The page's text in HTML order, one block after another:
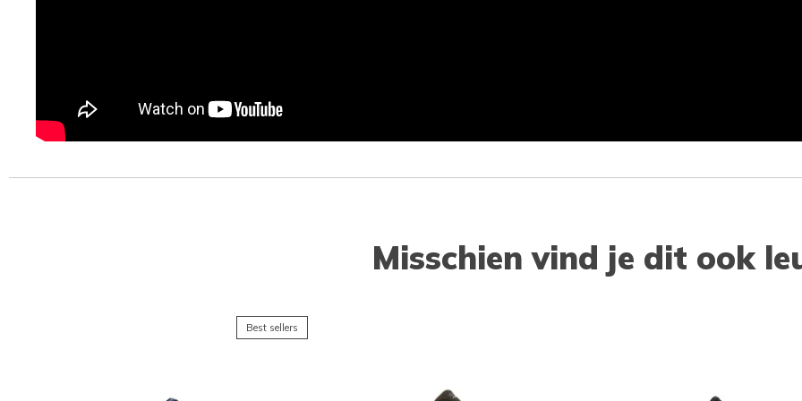
Misschien vind je dit ook
Best sellers